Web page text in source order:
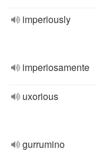
imperiously
imperiosamente
uxorious
gurrumino